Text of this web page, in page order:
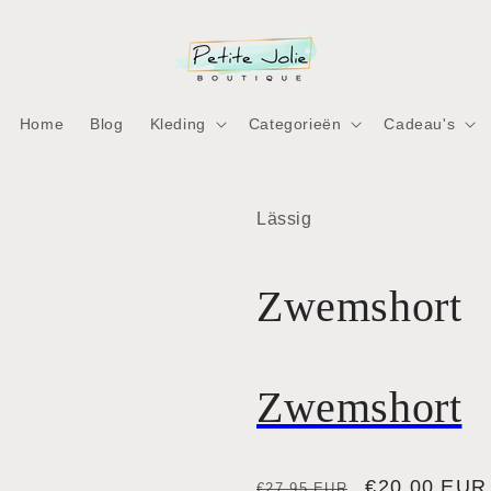
Home Blog Kleding Categorieën Cadeau's
Lässig
Zwemshort
Zwemshort
Normale
€20,00 EUR